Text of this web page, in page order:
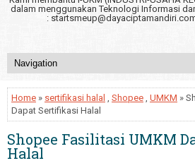
dalam menggunakan Teknologi Informasi
:
Home » sertifikasi halal , Shopee , UMKM »
Dapat Sertifikasi Halal
Shopee Fasilitasi UMKM
Halal